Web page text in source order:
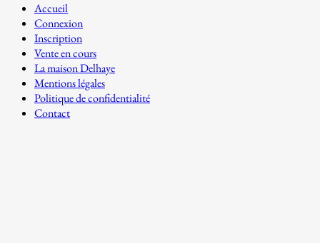
Accueil
Connexion
Inscription
Vente en cours
La maison Delhaye
Mentions légales
Politique de confidentialité
Contact